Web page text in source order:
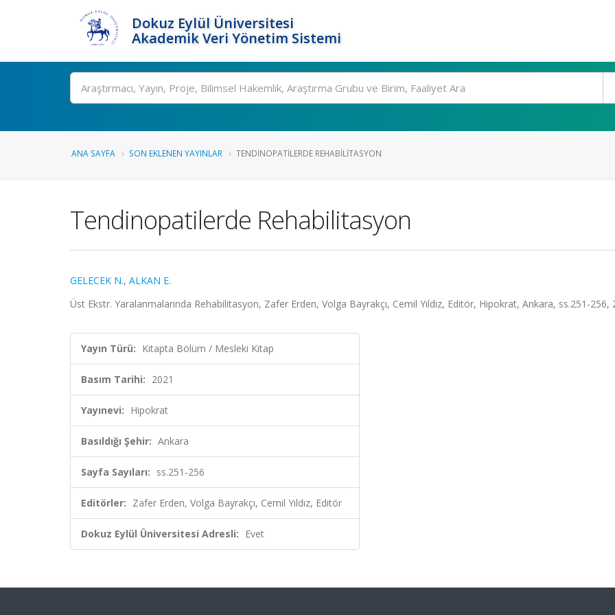
Dokuz Eylül Üniversitesi
Akademik Veri Yönetim Sistemi
Ara
ANA SAYFA SON EKLENEN YAYINLAR TENDINOPATILERDE REHABILITASYON
Tendinopatilerde Rehabilitasyon
GELECEK N., ALKAN E.
Üst Ekstr. Yaralanmalarında Rehabilitasyon, Zafer Erden, Volga Bayrakçı, Cemil Yıldız, Editör, Hipokrat, Ankara, ss.251-256,
Yayın Türü: Kitapta Bölüm / Mesleki Kitap
Basım Tarihi: 2021
Yayınevi: Hipokrat
Basıldığı Şehir: Ankara
Sayfa Sayıları: ss.251-256
Editörler: Zafer Erden, Volga Bayrakçı, Cemil Yıldız, Editör
Dokuz Eylül Üniversitesi Adresli: Evet